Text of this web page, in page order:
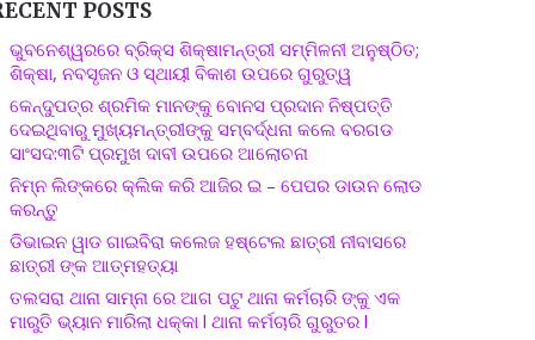
POSTS
ଭୁବନେଶ୍ୱରରେ ବ୍ରିକ୍ସ ଶିକ୍ଷାମନ୍ତ୍ରୀ ସମ୍ମିଳନୀ ଅନୁଷ୍ଠିତ;
ଶିକ୍ଷା, ନବସୃଜନ ଓ ସ୍ଥାୟୀ ବିକାଶ ଉପରେ ଗୁରୁତ୍ୱ
କେନ୍ଦୁପତ୍ର ଶ୍ରମିକ ମାନଙ୍କୁ ବୋନସ ପ୍ରଦାନ ନିଷ୍ପତ୍ତି
ଦେଇଥିବାରୁ ମୁଖ୍ୟମନ୍ତ୍ରୀଙ୍କୁ ସମ୍ବର୍ଦ୍ଧନା କଲେ ବରଗଡ
ସାଂସଦ:୩ଟି ପ୍ରମୁଖ ଦାବୀ ଉପରେ ଆଲୋଚନା
ନିମ୍ନ ଲିଙ୍କରେ କ୍ଲିକ କରି ଆଜିର ଇ – ପେପର ଡାଉନ ଲୋଡ
କରନ୍ତୁ
ଡିଭାଇନ ୱାଡ ଗାଇବିରା କଲେଜ ହଷ୍ଟେଲ ଛାତ୍ରୀ ନୀବାସରେ
ଛାତ୍ରୀ ଙ୍କ ଆତ୍ମହତ୍ୟା
ତଲସରା ଥାନା ସାମ୍ନା ରେ ଆଗ ପଟୁ ଥାନା କର୍ମଚାରି ଙ୍କୁ ଏକ
ମାରୁତି ଭ୍ୟାନ ମାରିଲା ଧକ୍କା l ଥାନା କର୍ମଚାରି ଗୁରୁତର l